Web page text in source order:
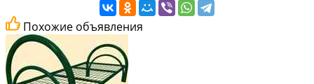
Похожие объявления